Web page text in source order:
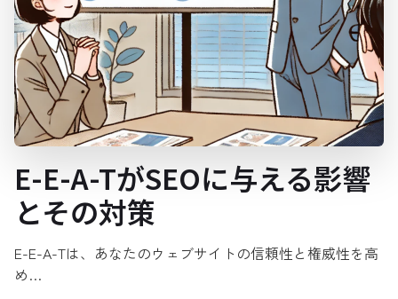
E-E-A-TがSEOに与える影響
とその対策
E-E-A-Tは、あなたのウェブサイトの信頼性と権威性を高
め…